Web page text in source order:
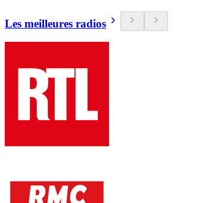
Les meilleures radios